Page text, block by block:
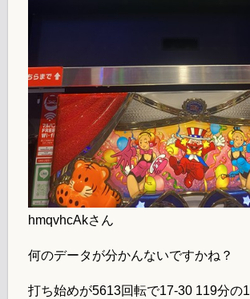
hmqvhcAkさん
何のデータが分かんないですかね？
打ち始めが5613回転で17-30 119分の1